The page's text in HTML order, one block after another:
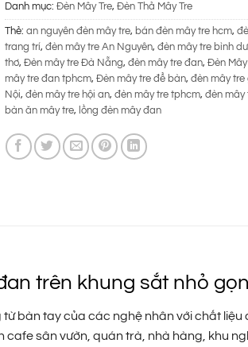
Danh mục: Đèn Mây Tre, Đèn Thả Mây Tre
Thẻ: an nguyên đèn mây tre, bán đèn mây tre hcm,
trang trí, đèn mây tre An Nguyên, đèn mây tre bình
thơ, Đèn mây tre Đà Nẵng, đèn mây tre đan, Đèn
mây tre đan tphcm, Đèn mây tre để bàn, đèn mây tre
Nội, đèn mây tre hội an, đèn mây tre tphcm, đèn mây
bàn ăn mây tre, lồng đèn mây đan
trên khung sắt nhỏ gọn
bàn tay của các nghệ nhân với chất liệu
sân vườn, quán trà, nhà hàng, khu